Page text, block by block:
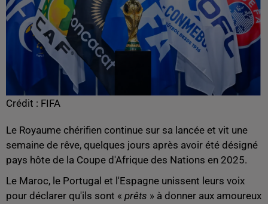
Crédit : FIFA
Le Royaume chérifien continue sur sa lancée et vit une
semaine de rêve, quelques jours après avoir été désigné
pays hôte de la Coupe d'Afrique des Nations en 2025.
Le Maroc, le Portugal et l'Espagne unissent leurs voix
pour déclarer qu'ils sont « prêts » à donner aux amoureux